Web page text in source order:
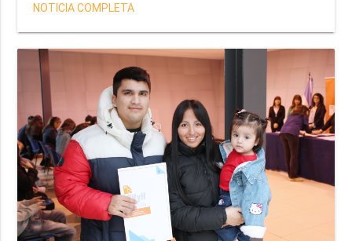
NOTICIA COMPLETA